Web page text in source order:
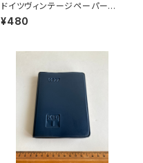
ドイツヴィンテージペーパーコ
ースター8枚組●HO
¥480